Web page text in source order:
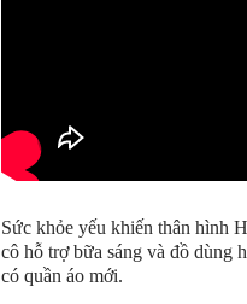
Sức khỏe yếu khiến thân hình
cô hỗ trợ bữa sáng và đồ dùng
có quần áo mới.